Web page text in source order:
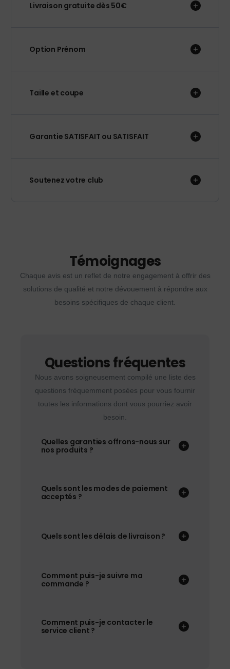
Livraison gratuite dès 50€
Option Prénom
Taille et coupe
Garantie SATISFAIT ou SATISFAIT
Soutenez votre club
Témoignages
Chaque avis est un reflet de notre engagement à offrir des
solutions de qualité et notre dévouement à répondre aux
besoins spécifiques de chaque client.
Questions fréquentes
Nous avons soigneusement compilé une liste des
questions fréquemment posées pour vous fournir
toutes les informations dont vous pourriez avoir
besoin.
Quelles garanties offrons-nous sur
nos produits ?
Quels sont les modes de paiement
acceptés ?
Quels sont les délais de livraison ?
Comment puis-je suivre ma
commande ?
Comment puis-je contacter le
service client ?